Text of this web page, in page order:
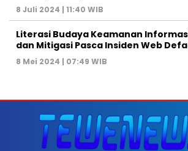
8 Juli 2024 | 11:40 WIB
Literasi Budaya Keamanan
dan Mitigasi Pasca Insiden Web
8 Mei 2024 | 07:49 WIB